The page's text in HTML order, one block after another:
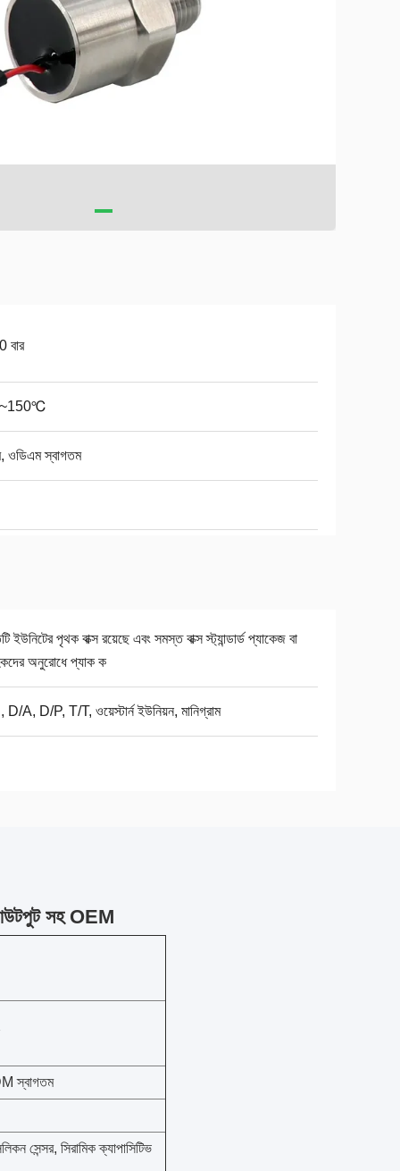
বার
ওডিএম স্বাগতম
ইউনিটের পৃথক বাক্স রয়েছে এবং সমস্ত বাক্স স্ট্যান্ডার্ড প্যাকেজ বা
অনুরোধে প্যাক ক
A, D/P, T/T, ওয়েস্টার্ন ইউনিয়ন, মানিগ্রাম
সহ OEM
স্বাগতম
সেন্সর, সিরামিক ক্যাপাসিটিভ